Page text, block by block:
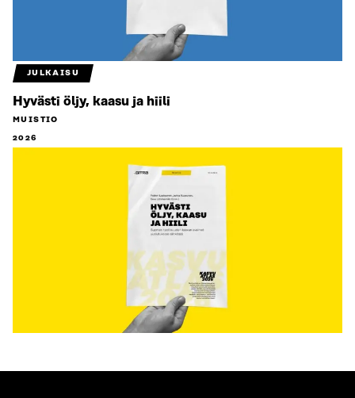
JULKAISU
Hyvästi öljy, kaasu ja hiili
MUISTIO
2026